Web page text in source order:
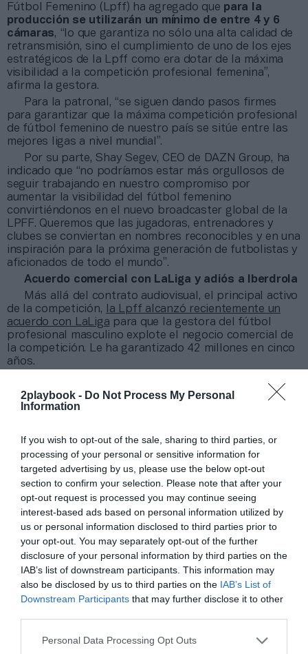
2playbook - Do Not Process My Personal
Information
If you wish to opt-out of the sale, sharing to third parties, or
processing of your personal or sensitive information for
targeted advertising by us, please use the below opt-out
section to confirm your selection. Please note that after your
opt-out request is processed you may continue seeing
interest-based ads based on personal information utilized by
us or personal information disclosed to third parties prior to
your opt-out. You may separately opt-out of the further
disclosure of your personal information by third parties on the
IAB’s list of downstream participants. This information may
also be disclosed by us to third parties on the IAB’s List of
Downstream Participants that may further disclose it to other
Personal Data Processing Opt Outs
Fútbol Femenino (Lpff) ha agregado que para la
producción se utilizarán un mínimo de entre 4 y 6
cámaras, “lo que garantiza no sólo una alta calidad de
retransmisión, sino el cumplimiento de uno de los ejes
estratégicos de la Lpff como era dotar de la máxima
visibilidad a la competición profesional femenina”,
afirma la gestora.
Para la patronal, “se siguen dando pasos firmes
para garantizar que la máxima competición profesional
de fútbol femenino de nuestro país se sitúe entre las
mejores ligas a nivel mundial”.
Por su parte, Shay Segev, CEO de DAZN Group, ha
indicado que “no podríamos estar más orgullosos de
seguir trabajando en nuestro compromiso por
aumentar la visibilidad del fútbol femenino
convirtiéndonos en el nuevo broadcaster global de la
LPFF. Queremos que las jugadoras, entrenadores y
clubes se conviertan en nombres reconocibles y en una
inspiración para la próxima generación de futbolistas y
aficionados de todo el mundo”.
Acuerdo comercial con LaLiga y adiós a Iberdrola
Más allá del contrato audiovisual, el principal activo
de la competición,
la Lpff alcanzó recientemente un
acuerdo con LaLiga para que la gestora del fútbol
profesional masculino explote el negocio comercial de
la competición. Le ha garantizado 42 millones en cinco
años.
proveerá de balones a la liga, y se trabaja en varios
más. Entre ellos, el del title sponsor de la categoría,
interesados,se negocia con una marca de eSports
según ha podido saber este medio.
En este contexto lleva trabajandola comisión
delegada dela Lpff, presidida por Beatriz Álvarez
ex directora general de Deportes del Principado de
Asturias, que accedió al cargo sin elecciones –fue la
única candidata que obtuvo los avales necesarios–, y
que tiene en Rubén Alcaine, expresidente de la Acff, a
su mano derecha. El nuevo vicepresidente de la
competición ha sido uno de los principales actores en
el largo proceso de crecimiento y profesionalización
delfutfem.